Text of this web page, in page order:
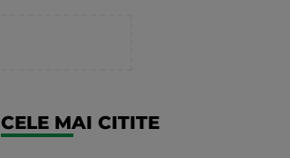
CELE MAI CITITE